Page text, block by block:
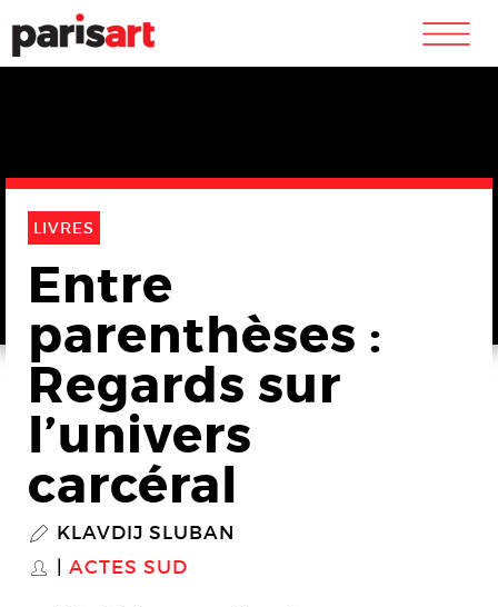
m
LIVRES
Entre
parenthèses :
Regards sur
l’univers
carcéral
P KLAVDIJ SLUBAN
S ACTES SUD